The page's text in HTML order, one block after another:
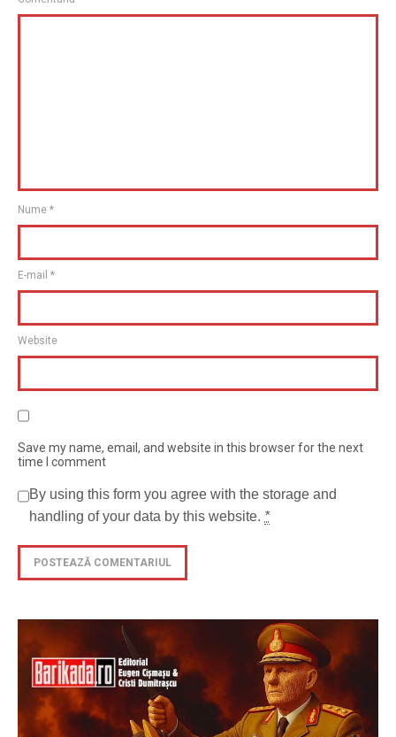
Nume *
E-mail *
Website
Save my name, email, and website in this browser for the next
time I comment
By using this form you agree with the storage and
handling of your data by this website. *